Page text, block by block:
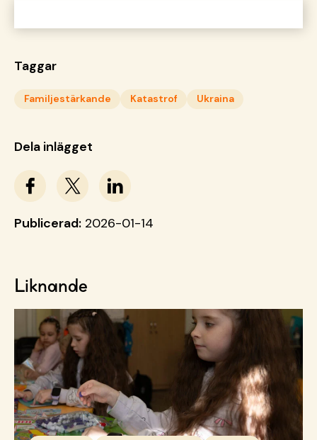
Taggar
Familjestärkande Katastrof Ukraina
Dela inlägget
Publicerad: 2026-01-14
Liknande